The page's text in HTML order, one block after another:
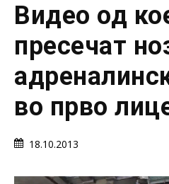
Видео од
пресечат
во прво
18.10.2013